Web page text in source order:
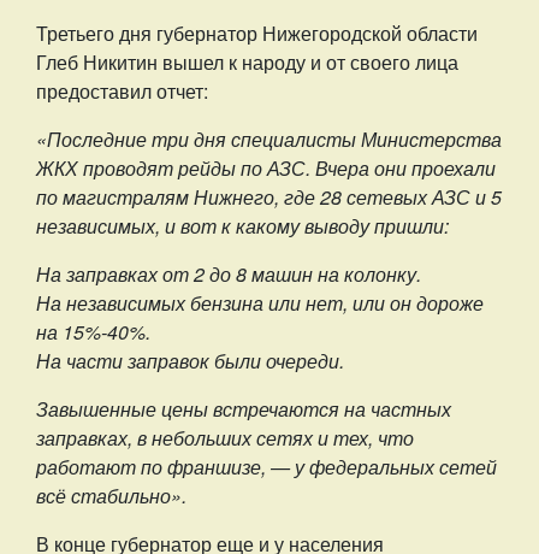
Третьего дня губернатор Нижегородской области
Глеб Никитин вышел к народу и от своего лица
предоставил отчет:
«Последние три дня специалисты Министерства
ЖКХ проводят рейды по АЗС. Вчера они проехали
по магистралям Нижнего, где 28 сетевых АЗС и 5
независимых, и вот к какому выводу пришли:
На заправках от 2 до 8 машин на колонку.
На независимых бензина или нет, или он дороже
на 15%-40%.
На части заправок были очереди.
Завышенные цены встречаются на частных
заправках, в небольших сетях и тех, что
работают по франшизе, — у федеральных сетей
всё стабильно».
В конце губернатор еще и у населения